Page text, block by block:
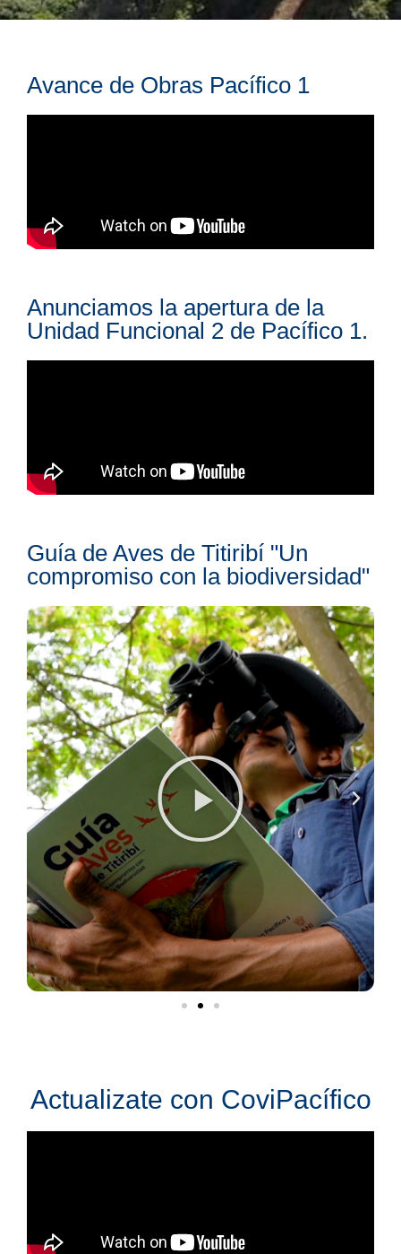
Avance de Obras Pacífico 1
Anunciamos la apertura de la
Unidad Funcional 2 de Pacífico 1.
Guía de Aves de Titiribí "Un
compromiso con la biodiversidad"
Actualizate con CoviPacífico